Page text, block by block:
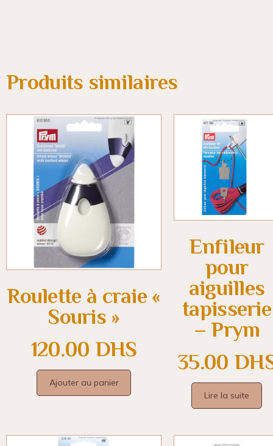
Produits similaires
Roulette à craie «
Souris »
120.00 DHS
Ajouter au panier
Enfileur
pour
aiguilles
tapisserie
– Prym
35.00
Lire la suite